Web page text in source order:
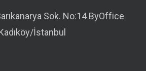
Sok. No:14 ByOffice
İstanbul